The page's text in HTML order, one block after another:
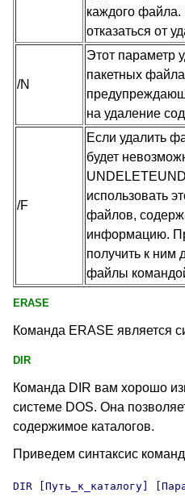
каждого
отказаться от
/N
Этот параметр
пакетных
на удаление
/F
Если удалить
будет
использовать
файлов,
информацию.
получить к ним
файлы
ERASE
Команда ERASE является
DIR
Команда DIR вам хорошо
системе DOS. Она
содержимое каталогов.
Приведем синтаксис
DIR [Путь_к_каталогу]